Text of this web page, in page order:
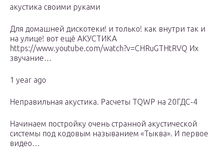
акустика своими руками
Для домашней дискотеки! и только! как внутри так и
на улице! вот ещё АКУСТИКА
https://www.youtube.com/watch?v=CHRuGTHtRVQ Их
звучание…
1 year ago
Неправильная акустика. Расчеты TQWP на 20ГДС-4
Начинаем постройку очень странной акустической
системы под кодовым называнием «Тыква». И первое
видео…